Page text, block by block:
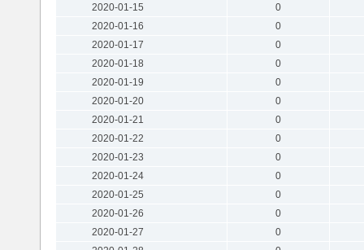
2020-01-15
0
2020-01-16
0
2020-01-17
0
2020-01-18
0
2020-01-19
0
2020-01-20
0
2020-01-21
0
2020-01-22
0
2020-01-23
0
2020-01-24
0
2020-01-25
0
2020-01-26
0
2020-01-27
0